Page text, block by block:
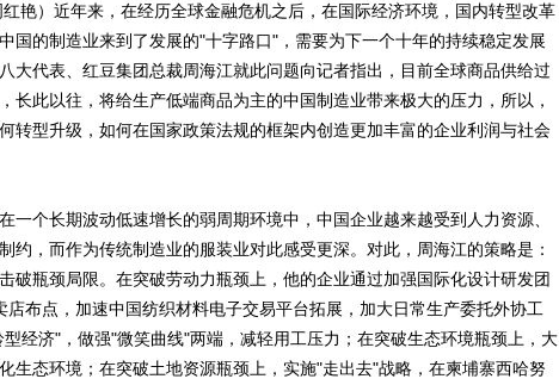
）近年来，在经历全球金融危机之后，在国际经济环境，国内转型改革
国的制造业来到了发展的"十字路口"，需要为下一个十年的持续稳定发展
大代表、红豆集团总裁周海江就此问题向记者指出，目前全球商品供给过
长此以往，将给生产低端商品为主的中国制造业带来极大的压力，所以，
转型升级，如何在国家政策法规的框架内创造更加丰富的企业利润与社会
个长期波动低速增长的弱周期环境中，中国企业越来越受到人力资源、
约，而作为传统制造业的服装业对此感受更深。对此，周海江的策略是：
破瓶颈局限。在突破劳动力瓶颈上，他的企业通过加强国际化设计研发团
店布点，加速中国纺织材料电子交易平台拓展，加大日常生产委托外协工
经济"，做强"微笑曲线"两端，减轻用工压力；在突破生态环境瓶颈上，大
生态环境；在突破土地资源瓶颈上，实施"走出去"战略，在柬埔寨西哈努